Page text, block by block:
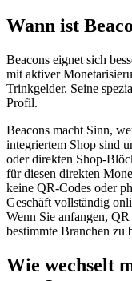
Wann ist
Beacons eignet sich
mit aktiver
Trinkgelder. Seine
Profil.
Beacons macht Sinn,
integriertem Shop sind
oder direkten Shop-
für diesen direkten
keine QR-Codes oder
Geschäft vollständig
Wenn Sie anfangen,
bestimmte Branchen zu
Wie wechselt